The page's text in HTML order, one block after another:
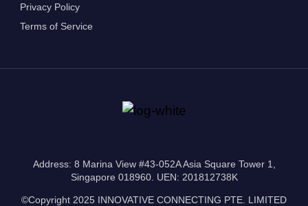
Privacy Policy
Terms of Service
Address: 8 Marina View #43-052A Asia Square Tower 1,
Singapore 018960. UEN: 201812738K
©Copyright 2025 INNOVATIVE CONNECTING PTE. LIMITED